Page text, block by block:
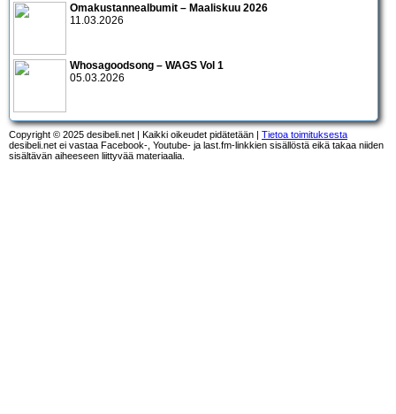
Omakustannealbumit – Maaliskuu 2026
11.03.2026
Whosagoodsong – WAGS Vol 1
05.03.2026
Copyright © 2025 desibeli.net | Kaikki oikeudet pidätetään | Tietoa toimituksesta
desibeli.net ei vastaa Facebook-, Youtube- ja last.fm-linkkien sisällöstä eikä takaa niiden
sisältävän aiheeseen liittyvää materiaalia.